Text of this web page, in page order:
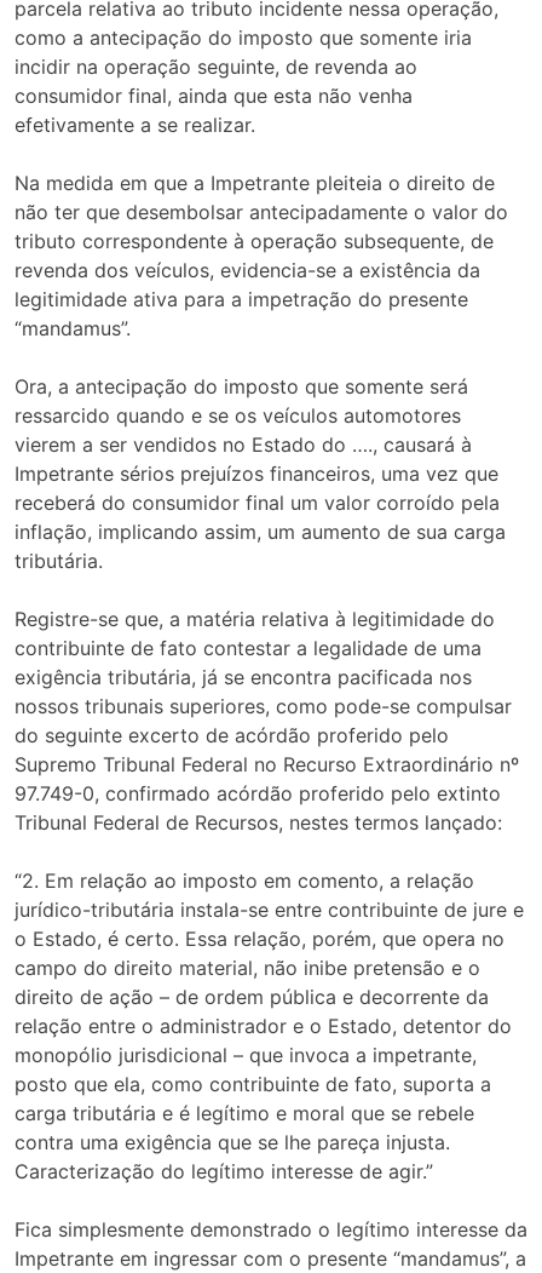
parcela relativa ao tributo incidente nessa operação,
como a antecipação do imposto que somente iria
incidir na operação seguinte, de revenda ao
consumidor final, ainda que esta não venha
efetivamente a se realizar.
Na medida em que a Impetrante pleiteia o direito de
não ter que desembolsar antecipadamente o valor do
tributo correspondente à operação subsequente, de
revenda dos veículos, evidencia-se a existência da
legitimidade ativa para a impetração do presente
“mandamus”.
Ora, a antecipação do imposto que somente será
ressarcido quando e se os veículos automotores
vierem a ser vendidos no Estado do …., causará à
Impetrante sérios prejuízos financeiros, uma vez que
receberá do consumidor final um valor corroído pela
inflação, implicando assim, um aumento de sua carga
tributária.
Registre-se que, a matéria relativa à legitimidade do
contribuinte de fato contestar a legalidade de uma
exigência tributária, já se encontra pacificada nos
nossos tribunais superiores, como pode-se compulsar
do seguinte excerto de acórdão proferido pelo
Supremo Tribunal Federal no Recurso Extraordinário nº
97.749-0, confirmado acórdão proferido pelo extinto
Tribunal Federal de Recursos, nestes termos lançado:
“2. Em relação ao imposto em comento, a relação
jurídico-tributária instala-se entre contribuinte de jure e
o Estado, é certo. Essa relação, porém, que opera no
campo do direito material, não inibe pretensão e o
direito de ação – de ordem pública e decorrente da
relação entre o administrador e o Estado, detentor do
monopólio jurisdicional – que invoca a impetrante,
posto que ela, como contribuinte de fato, suporta a
carga tributária e é legítimo e moral que se rebele
contra uma exigência que se lhe pareça injusta.
Caracterização do legítimo interesse de agir.”
Fica simplesmente demonstrado o legítimo interesse da
Impetrante em ingressar com o presente “mandamus”, a